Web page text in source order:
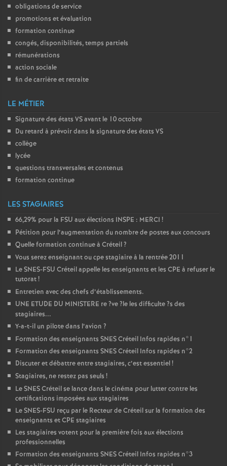
s
obligations de service
promotions et évaluation
formation continue
congés, disponibilités, temps partiels
rémunérations
action sociale
fin de carrière et retraite
LE MÉTIER
Signature des états VSavant le 10 octobre
Du retard à prévoir dans la signature des états VS
collège
lycée
questions transversales et contenus
formation continue
LES STAGIAIRES
66,29% pour la FSU aux élections INSPE : MERCI !
Pétition pour l’augmentation du nombre de postes aux concours
Quelle formation continue à Créteil?
Vous serez enseignant ou cpe stagiaire à la rentrée 2011
LeSNES-FSU Créteil appelle les enseignants et les CPE à refuser le
tutorat!
Entretien avec des chefs d’établissements.
UNE ETUDE DU MINISTERE re?ve?le les difficulte?s des
stagiaires...
Y-a-t-il un pilote dans l’avion ?
Formation des enseignants SNESCréteil Infos rapides n°1
Formation des enseignants SNESCréteil Infos rapides n°2
Discuter et débattre entre stagiaires, c’est essentiel!
Stagiaires, ne restez pas seuls !
LeSNESCréteil se lance dans le cinéma pour lutter contre les
certifications imposées aux stagiaires
LeSNES-FSU reçu par le Recteur de Créteil sur la formation des
enseignants etCPE stagiaires
Les stagiaires votent pour la première fois aux élections
professionnelles
Formation des enseignants SNESCréteil Infos rapides n°3